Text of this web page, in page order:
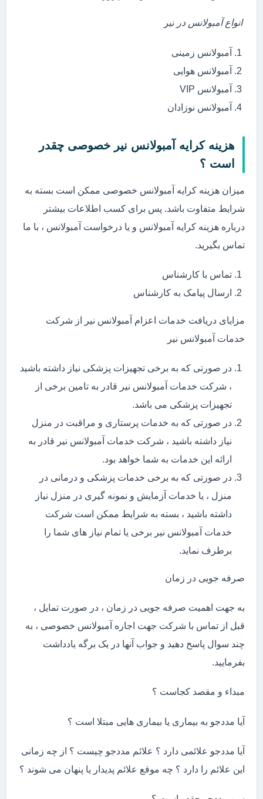
انواع آمبولانس در نیر
آمبولانس زمینی
آمبولانس هوایی
آمبولانس VIP
آمبولانس نوزادان
هزینه کرایه آمبولانس نیر خصوصی چقدر
است ؟
میزان هزینه کرایه آمبولانس خصوصی ممکن است بسته به
شرایط متفاوت باشد. پس برای کسب اطلاعات بیشتر
درباره هزینه کرایه آمبولانس و یا درخواست آمبولانس ، با ما
تماس بگیرید.
تماس با کارشناس
ارسال پیامک به کارشناس
مزایای دریافت خدمات اعزام آمبولانس نیر از شرکت
خدمات آمبولانس نیر
در صورتی که به برخی تجهیزات پزشکی نیاز داشته باشید
، شرکت خدمات آمبولانس نیر قادر به تامین برخی از
تجهیزات پزشکی می باشد.
در صورتی که به خدمات پرستاری و مراقبت در منزل
نیاز داشته باشید ، شرکت خدمات آمبولانس نیر قادر به
ارائه این خدمات به شما خواهد بود.
در صورتی که به برخی خدمات پزشکی و درمانی در
منزل ، یا خدمات آزمایش و نمونه گیری در منزل نیاز
داشته باشید ، بسته به شرایط ممکن است شرکت
خدمات آمبولانس نیر برخی یا تمام نیاز های شما را
برطرف نماید.
صرفه جویی در زمان
به جهت اهمیت صرفه جویی در زمان ، در صورت تمایل ،
قبل از تماس با شرکت جهت اجاره آمبولانس خصوصی ، به
چند سوال پاسخ دهید و جواب آنها در یک برگه یادداشت
بفرمایید.
مبداء و مقصد کجاست ؟
آیا مددجو به بیماری یا بیماری هایی مبتلا است ؟
آیا مددجو علائمی دارد ؟ علائم مددجو چیست ؟ از چه زمانی
این علائم را دارد ؟ چه موقع علائم پدیدار یا پنهان می شوند ؟